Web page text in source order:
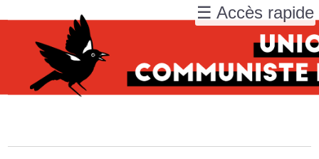
☰ Accès rapide